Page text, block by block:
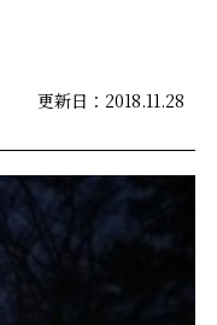
更新日：2018.11.28